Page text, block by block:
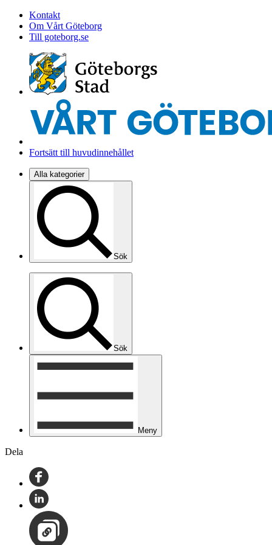
Kontakt
Om Vårt Göteborg
Till goteborg.se
Fortsätt till huvudinnehållet
Alla kategorier
Sök
Sök
Meny
Dela